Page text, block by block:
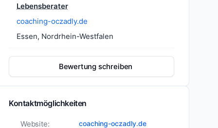
Lebensberater
coaching-oczadly.de
Essen, Nordrhein-Westfalen
Bewertung schreiben
Kontaktmöglichkeiten
Website: coaching-oczadly.de